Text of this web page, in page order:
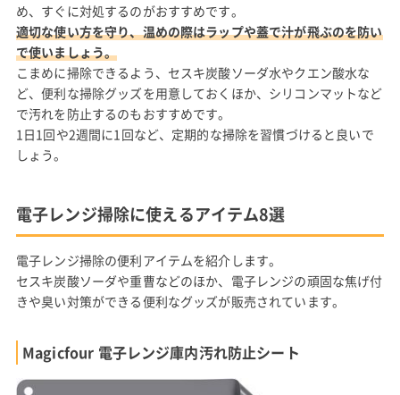
め、すぐに対処するのがおすすめです。
適切な使い方を守り、温めの際はラップや蓋で汁が飛ぶのを防い
で使いましょう。
こまめに掃除できるよう、セスキ炭酸ソーダ水やクエン酸水な
ど、便利な掃除グッズを用意しておくほか、シリコンマットなど
で汚れを防止するのもおすすめです。
1日1回や2週間に1回など、定期的な掃除を習慣づけると良いで
しょう。
電子レンジ掃除に使えるアイテム8選
電子レンジ掃除の便利アイテムを紹介します。
セスキ炭酸ソーダや重曹などのほか、電子レンジの頑固な焦げ付
きや臭い対策ができる便利なグッズが販売されています。
Magicfour 電子レンジ庫内汚れ防止シート